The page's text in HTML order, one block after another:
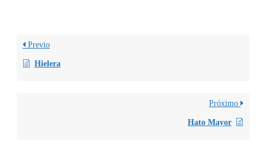
Previo
Hielera
Próximo
Hato Mayor